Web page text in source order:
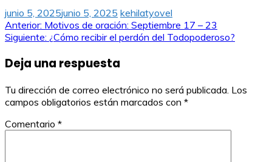
junio 5, 2025junio 5, 2025 kehilatyovel
Navegación
entradas
Anterior: Motivos de oración: Septiembre 17 – 23
Siguiente: ¿Cómo recibir el perdón del Todopoderoso?
Deja una respuesta
Tu dirección de correo electrónico no será publicada. Los
campos obligatorios están marcados con *
Comentario *